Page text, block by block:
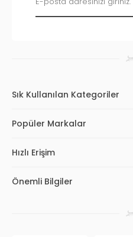
Sık Kullanılan Kategoriler
Popüler Markalar
Hızlı Erişim
Önemli Bilgiler